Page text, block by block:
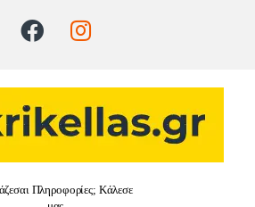
Πληροφορίες; Κάλεσε